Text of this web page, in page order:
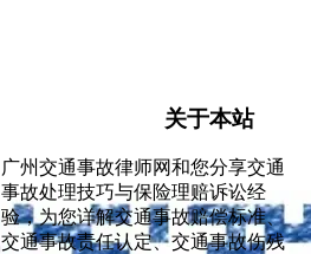
关于本站
广州交通事故律师网和您分享交通
事故处理技巧与保险理赔诉讼经
验，为您详解交通事故赔偿标准、
交通事故责任认定、交通事故伤残